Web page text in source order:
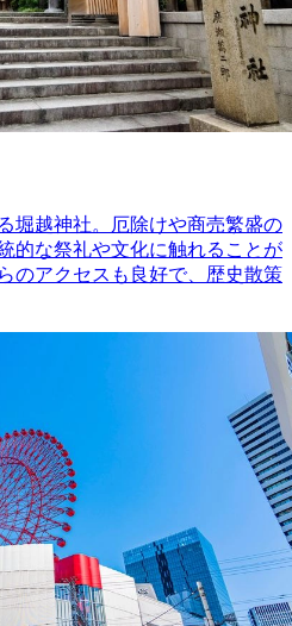
堀越神社。厄除けや商売繁盛の
的な祭礼や文化に触れることが
のアクセスも良好で、歴史散策